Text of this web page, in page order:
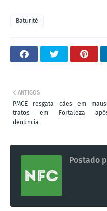
Baturité
ANTIGOS
PMCE resgata cães em
tratos em Fortaleza
denúncia
Postado